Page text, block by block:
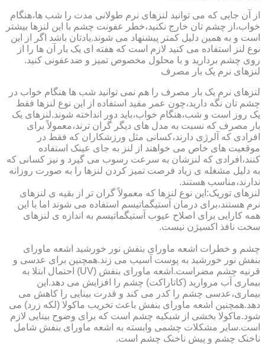
از آن جایی که می توانید لنزهای نرم طولانی مدت را شب ها،هنگام
خواب،از چشم تان خارج نکنید،خطر عفونت چشم با این لنزها بیشتر
است و به همین دلیل کمتر پیشنهاد می شوند.یادتان باشد اگر از این
نوع لنز استفاده می کنید لازم است که هفته ای یک بار آن ها را از
روی چشم بردارید و با محلول مخصوص تمیز و ضدعفونی کنید.
لنزهای نرم یک بار مصرف
لنزهای نرم یک بار مصرف را هم نمی توانید شب ها هنگام خواب در
چشم تان نگه دارید،چون عمر مفید استفاده از این نوع لنزها فقط
یک روز است و شب،هنگام خواب،باید دور انداخته شوند.لنزهای یک
بار مصرف که نسبت به مدل های دیگر گران ترند،معمولاً برای
افرادی که آلرژی دارند،کسانی مثل ورزشکاران که فقط در
موقعیت های خاص می خواهند از لنز به جای عینک استفاده
کنند،افرادی که لنزشان به سرعت رسوب می گیرد و نیز کسانی که
به دلیل مشغله ی زیاد فرصت تمیز کردن لنزها را به صورت روزانه
ندارند،مناسب هستند.
لنزهای توریک:این نوع لنزها که معمولاً گران تر از بقیه ی لنزهای
نرم هستند،برای درمان آستیگماتیسم استفاده می شوند اما با این
همه کارایی برای اصلاح عیوب آستیگماتیسم به اندازه ی لنزهای
سخت نافذ اکسیژن نیست.
چشم و خطرات اشعه ماورای بنفش نور خورشید اشعه ماورای
بنفش نور خورشید به پوست آسیب می زند.همچنین برای عدسی و
قرنیه چشم مضراست.اشعه ماورای بنفش (UV) احتمال ابتلا به
بیماری آب مروارید (کاتاراکت) چشم را افزایش می دهد.این
بیماری،عدسی چشم را کدر می کند و قدرت بینایی را کاهش می
دهد.همچنین اشعه ماورای بنفش باعث تخریب ماکولا (لکه زرد) می
شود.ماکولا بخشی از شبکیه چشم است که برای وضوح بینایی لازم
است.سایر مشکلات چشمی وابسته به اشعه ماورای بنفش شامل
ناخنک چشم و پیش ناخنک چشم است.